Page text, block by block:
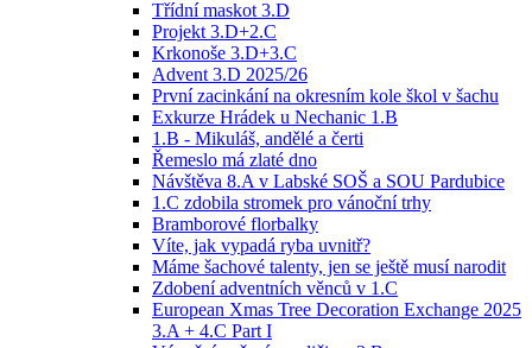
Třídní maskot 3.D
Projekt 3.D+2.C
Krkonoše 3.D+3.C
Advent 3.D 2025/26
První zacinkání na okresním kole škol v šachu
Exkurze Hrádek u Nechanic 1.B
1.B - Mikuláš, andělé a čerti
Řemeslo má zlaté dno
Návštěva 8.A v Labské SOŠ a SOU Pardubice
1.C zdobila stromek pro vánoční trhy
Bramborové florbalky
Víte, jak vypadá ryba uvnitř?
Máme šachové talenty, jen se ještě musí narodit
Zdobení adventních věnců v 1.C
European Xmas Tree Decoration Exchange 2025
3.A + 4.C Part I